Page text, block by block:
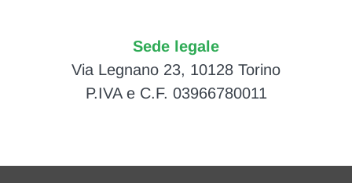
Sede legale
Via Legnano 23, 10128 Torino
P.IVA e C.F. 03966780011